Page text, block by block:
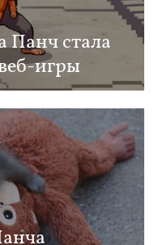
Панч стала
игры